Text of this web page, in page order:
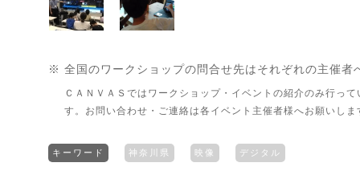
※ 全国のワークショップの問合せ先はそれぞれの主催者
ＣＡＮＶＡＳではワークショップ・イベントの紹介のみ行って
す。お問い合わせ・ご連絡は各イベント主催者様へお願いしま
キーワード 神奈川県 映像 デジタル